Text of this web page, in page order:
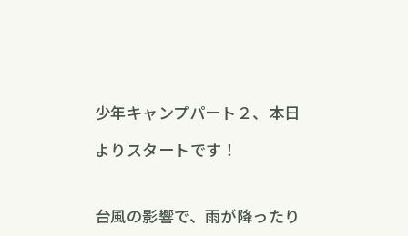
少年キャンプパート２、本日
よりスタートです！
台風の影響で、雨が降ったり